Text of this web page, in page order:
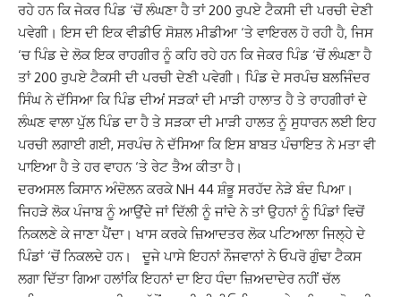
ਰਹੇ ਹਨ ਕਿ ਜੇਕਰ ਪਿੰਡ ‘ਚੋਂ ਲੰਘਣਾ ਹੈ ਤਾਂ 200 ਰੁਪਏ ਟੈਕਸੀ ਦੀ ਪਰਚੀ ਦੇਣੀ
ਪਵੇਗੀ। ਇਸ ਦੀ ਇਕ ਵੀਡੀਓ ਸੋਸ਼ਲ ਮੀਡੀਆ ‘ਤੇ ਵਾਇਰਲ ਹੋ ਰਹੀ ਹੈ, ਜਿਸ
‘ਚ ਪਿੰਡ ਦੇ ਲੋਕ ਇਕ ਰਾਹਗੀਰ ਨੂੰ ਕਹਿ ਰਹੇ ਹਨ ਕਿ ਜੇਕਰ ਪਿੰਡ ‘ਚੋਂ ਲੰਘਣਾ ਹੈ
ਤਾਂ 200 ਰੁਪਏ ਟੈਕਸੀ ਦੀ ਪਰਚੀ ਦੇਣੀ ਪਵੇਗੀ। ਪਿੰਡ ਦੇ ਸਰਪੰਚ ਬਲਜਿੰਦਰ
ਸਿੰਘ ਨੇ ਦੱਸਿਆ ਕਿ ਪਿੰਡ ਦੀਅਂ ਸੜਕਾਂ ਦੀ ਮਾੜੀ ਹਾਲਾਤ ਹੈ ਤੇ ਰਾਹਗੀਰਾਂ ਦੇ
ਲੰਘਣ ਵਾਲਾ ਪੁੱਲ ਪਿੰਡ ਦਾ ਹੈ ਤੇ ਸੜਕਾ ਦੀ ਮਾੜੀ ਹਾਲਤ ਨੂੰ ਸੁਧਾਰਨ ਲਈ ਇਹ
ਪਰਚੀ ਲਗਾਈ ਗਈ, ਸਰਪੰਚ ਨੇ ਦੱਸਿਆ ਕਿ ਇਸ ਬਾਬਤ ਪੰਚਾਇਤ ਨੇ ਮਤਾ ਵੀ
ਪਾਇਆ ਹੈ ਤੇ ਹਰ ਵਾਹਨ ‘ਤੇ ਰੇਟ ਤੈਅ ਕੀਤਾ ਹੈ।
ਦਰਅਸਲ ਕਿਸਾਨ ਅੰਦੋਲਨ ਕਰਕੇ NH 44 ਸ਼ੰਭੂ ਸਰਹੱਦ ਨੇੜੇ ਬੰਦ ਪਿਆ।
ਜਿਹੜੇ ਲੋਕ ਪੰਜਾਬ ਨੂੰ ਆਉਂਦੇ ਜਾਂ ਦਿੱਲੀ ਨੂੰ ਜਾਂਦੇ ਨੇ ਤਾਂ ਉਹਨਾਂ ਨੂੰ ਪਿੰਡਾਂ ਵਿਚੋਂ
ਨਿਕਲਣੇ ਕੇ ਜਾਣਾ ਪੈਂਦਾ। ਖਾਸ ਕਰਕੇ ਜ਼ਿਆਦਤਰ ਲੋਕ ਪਟਿਆਲਾ ਜਿਲ੍ਹੇ ਦੇ
ਪਿੰਡਾਂ ‘ਚੋਂ ਨਿਕਲਦੇ ਹਨ। ਦੂਜੇ ਪਾਸੇ ਇਹਨਾਂ ਨੌਜਵਾਨਾਂ ਨੇ ਓਪਰੋ ਗੁੰਢਾ ਟੈਕਸ
ਲਗਾ ਦਿੱਤਾ ਗਿਆ ਹਲਾਂਕਿ ਇਹਨਾਂ ਦਾ ਇਹ ਧੰਦਾ ਜ਼ਿਅਦਾਦੇਰ ਨਹੀਂ ਚੱਲ